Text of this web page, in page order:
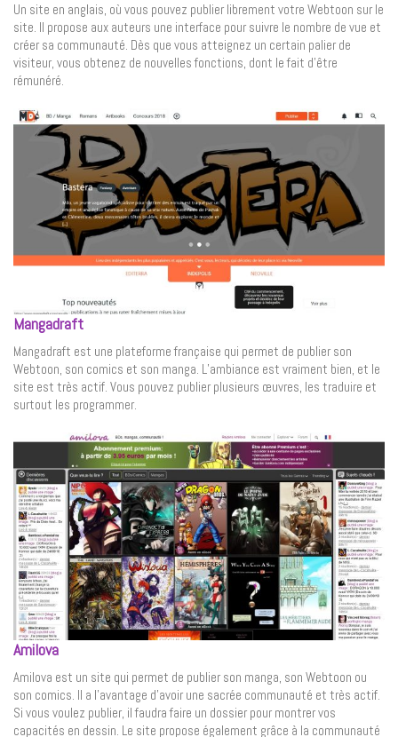
Un site en anglais, où vous pouvez publier librement votre Webtoon sur le
site. Il propose aux auteurs une interface pour suivre le nombre de vue et
créer sa communauté. Dès que vous atteignez un certain palier de
visiteur, vous obtenez de nouvelles fonctions, dont le fait d’être
rémunéré.
Mangadraft
Mangadraft est une plateforme française qui permet de publier son
Webtoon, son comics et son manga. L’ambiance est vraiment bien, et le
site est très actif. Vous pouvez publier plusieurs œuvres, les traduire et
surtout les programmer.
Amilova
Amilova est un site qui permet de publier son manga, son Webtoon ou
son comics. Il a l’avantage d’avoir une sacrée communauté et très actif.
Si vous voulez publier, il faudra faire un dossier pour montrer vos
capacités en dessin. Le site propose également grâce à la communauté